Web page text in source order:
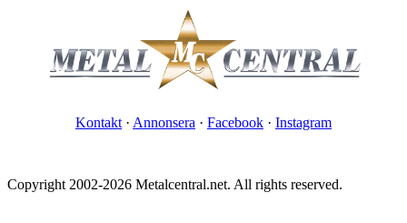
Kontakt · Annonsera · Facebook · Instagram
Copyright 2002-2026 Metalcentral.net. All rights reserved.